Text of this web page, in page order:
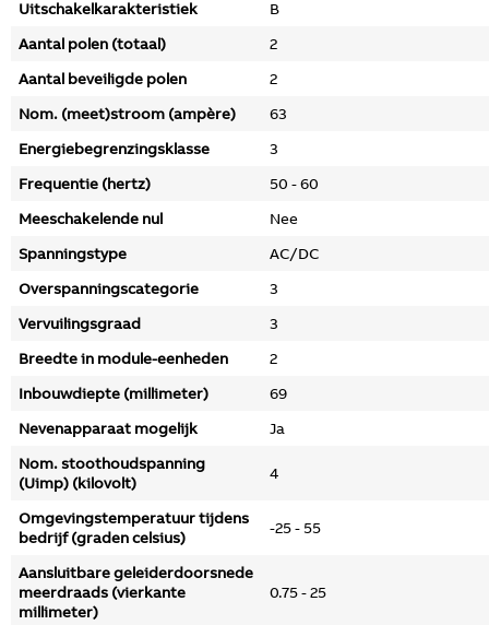
Uitschakelkarakteristiek
B
Aantal polen (totaal)
2
Aantal beveiligde polen
2
Nom. (meet)stroom (ampère)
63
Energiebegrenzingsklasse
3
Frequentie (hertz)
50 - 60
Meeschakelende nul
Nee
Spanningstype
AC/DC
Overspanningscategorie
3
Vervuilingsgraad
3
Breedte in module-eenheden
2
Inbouwdiepte (millimeter)
69
Nevenapparaat mogelijk
Ja
Nom. stoothoudspanning
(Uimp) (kilovolt)
4
Omgevingstemperatuur tijdens
bedrijf (graden celsius)
-25 - 55
Aansluitbare geleiderdoorsnede
meerdraads (vierkante
millimeter)
0.75 - 25